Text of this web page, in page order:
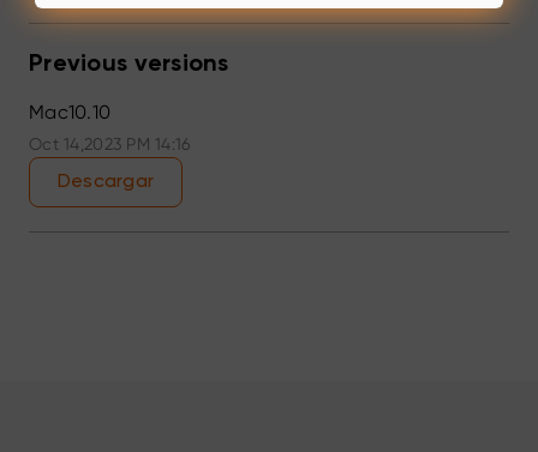
Previous versions
Mac10.10
Oct 14,2023 PM 14:16
Descargar